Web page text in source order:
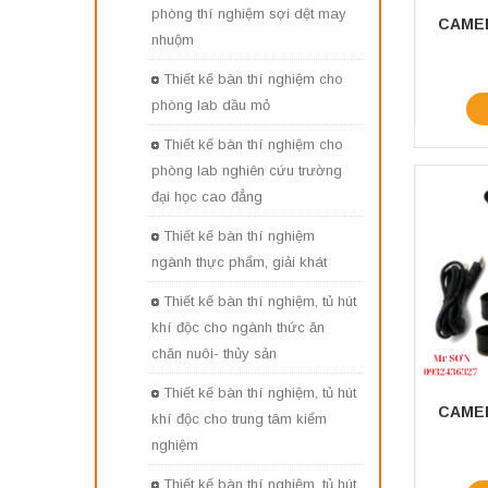
phòng thí nghiệm sợi dệt may
nhuộm
Thiết kế bàn thí nghiệm cho
phòng lab dầu mỏ
Thiết kế bàn thí nghiệm cho
phòng lab nghiên cứu trường
đại học cao đẳng
Thiết kế bàn thí nghiệm
ngành thực phẩm, giải khát
Thiết kế bàn thí nghiệm, tủ hút
khí độc cho ngành thức ăn
chăn nuôi- thủy sản
Thiết kế bàn thí nghiệm, tủ hút
khí độc cho trung tâm kiểm
nghiệm
Thiết kế bàn thí nghiệm, tủ hút